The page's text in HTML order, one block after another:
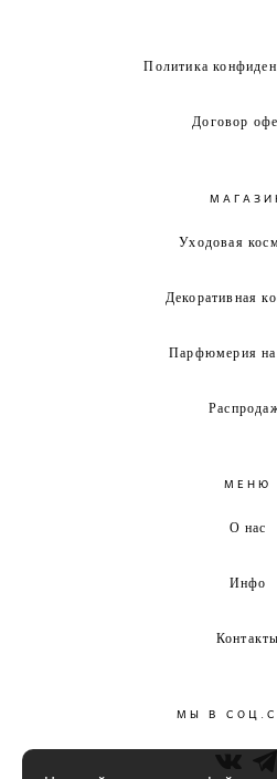
Политика
Договор
Уходовая
Декоративная
Парфюмерия на
МЕНЮ
О нас
Инфо
Контакты
МЫ В